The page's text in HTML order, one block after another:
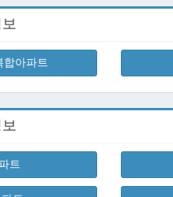
합아파트
트